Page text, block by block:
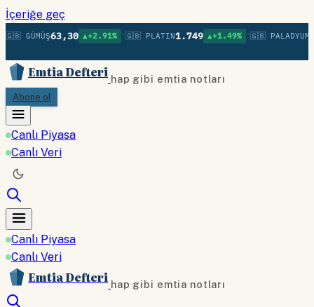
İçeriğe geç
GÜMÜŞ63,30 ▲+2.91% • 🇬🇧 PLATIN1.749 ▲+1.49% • 🇬🇧 PALADYUM
Emtia Defteri hap gibi emtia notları
Abone ol
Canlı Piyasa
Canlı Veri
Canlı Piyasa
Canlı Veri
Emtia Defteri hap gibi emtia notları